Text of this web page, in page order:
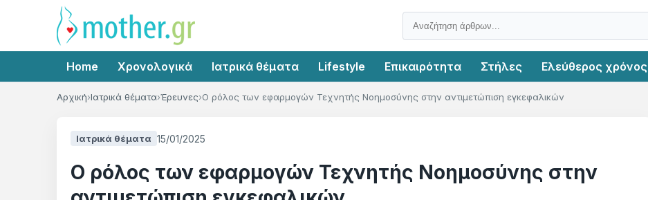
Home Χρονολογικά Ιατρικά θέματα Lifestyle Επικαιρότητα Στήλες Ελεύθερος χρόνος
Αρχική Ιατρικά θέματα Έρευνες Ο ρόλος των εφαρμογών Τεχνητής Νοημοσύνης στην αντιμετώπιση εγκεφαλικών
Ιατρικά θέματα 15/01/2025
Ο ρόλος των εφαρμογών Τεχνητής Νοημοσύνης στην